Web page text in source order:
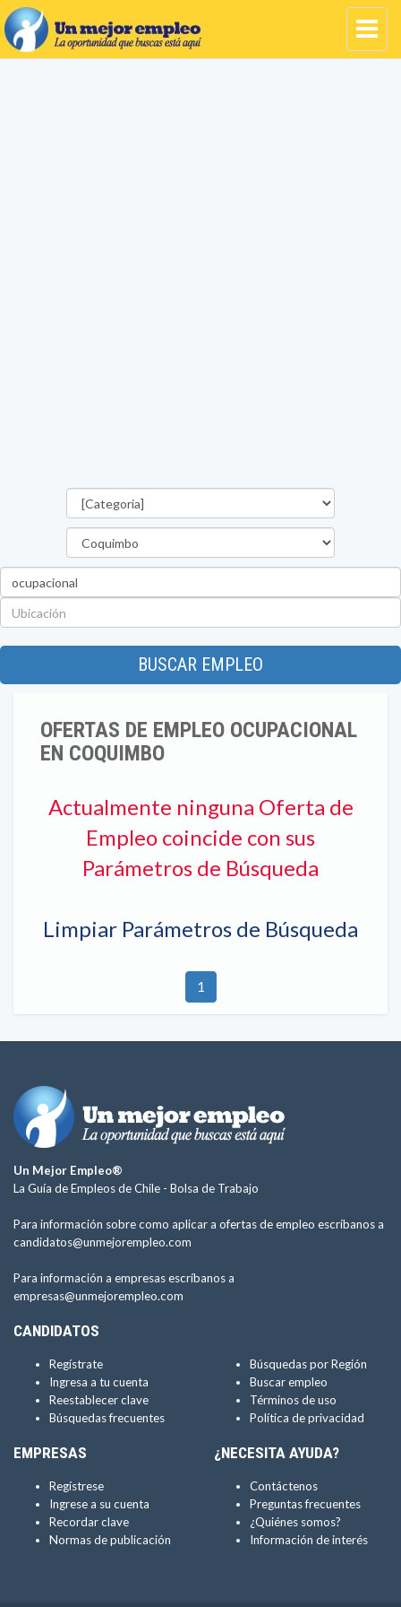
BUSCAR EMPLEO
OFERTAS DE EMPLEO OCUPACIONAL
EN COQUIMBO
Actualmente ninguna Oferta de
Empleo coincide con sus
Parámetros de Búsqueda
Limpiar Parámetros de Búsqueda
1
Un Mejor Empleo®
La Guía de Empleos de Chile - Bolsa de Trabajo
Para información sobre como aplicar a ofertas de empleo escríbanos a
candidatos@unmejorempleo.com
Para información a empresas escríbanos a
empresas@unmejorempleo.com
CANDIDATOS
Regístrate
Ingresa a tu cuenta
Reestablecer clave
Búsquedas frecuentes
Búsquedas por Región
Buscar empleo
Términos de uso
Política de privacidad
EMPRESAS
Regístrese
Ingrese a su cuenta
Recordar clave
Normas de publicación
¿NECESITA AYUDA?
Contáctenos
Preguntas frecuentes
¿Quiénes somos?
Información de interés